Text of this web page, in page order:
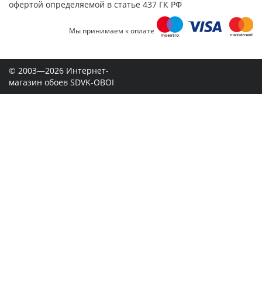
офертой определяемой в статье 437 ГК РФ
Мы принимаем к оплате
© 2003—2026 Интернет-
магазин обоев SDVK-OBOI